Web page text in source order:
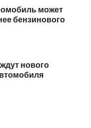
может
бензинового
нового